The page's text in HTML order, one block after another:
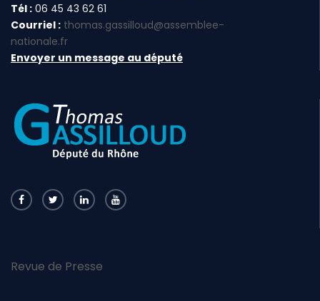
Tél : 06 45 43 62 61
Courriel : thomas.gassilloud@assemblee-
nationale.fr
Envoyer un message au député
Revue de Presse